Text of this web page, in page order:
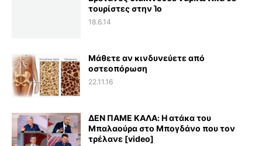
τουρίστες στην Ίο
18.6.14
Μάθετε αν κινδυνεύετε από
οστεοπόρωση
22.11.16
ΔΕΝ ΠΑΜΕ ΚΑΛΑ: Η ατάκα του
Μπαλαούρα στο Μπογδάνο που τον
τρέλανε [video]